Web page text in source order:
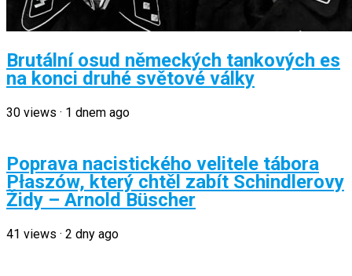
Brutální osud německých tankových es
na konci druhé světové války
30 views · 1 dnem ago
Poprava nacistického velitele tábora
Płaszów, který chtěl zabít Schindlerovy
Židy – Arnold Büscher
41 views · 2 dny ago